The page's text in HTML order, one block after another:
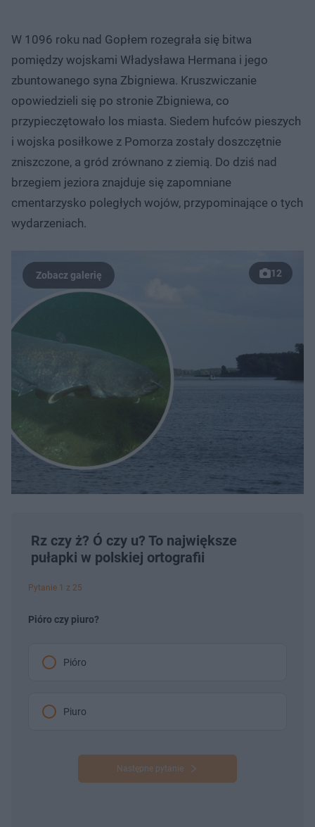
W 1096 roku nad Gopłem rozegrała się bitwa
pomiędzy wojskami Władysława Hermana i jego
zbuntowanego syna Zbigniewa. Kruszwiczanie
opowiedzieli się po stronie Zbigniewa, co
przypieczętowało los miasta. Siedem hufców pieszych
i wojska posiłkowe z Pomorza zostały doszczętnie
zniszczone, a gród zrównano z ziemią. Do dziś nad
brzegiem jeziora znajduje się zapomniane
cmentarzysko poległych wojów, przypominające o tych
wydarzeniach.
12
Rz czy ż? Ó czy u? To największe
pułapki w polskiej ortografii
Pytanie 1 z 25
Pióro czy piuro?
Pióro
Piuro
Następne pytanie